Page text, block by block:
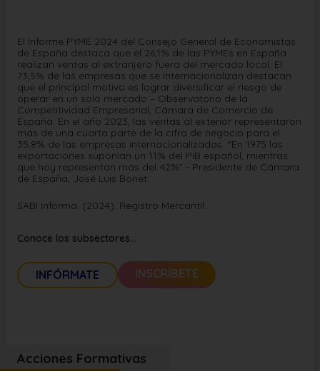
El Informe PYME 2024 del Consejo General de Economistas
de España destaca que el 26,1% de las PYMEs en España
realizan ventas al extranjero fuera del mercado local. El
73,5% de las empresas que se internacionalizan destacan
que el principal motivo es lograr diversificar el riesgo de
operar en un solo mercado – Observatorio de la
Competitividad Empresarial, Cámara de Comercio de
España. En el año 2023, las ventas al exterior representaron
más de una cuarta parte de la cifra de negocio para el
35,8% de las empresas internacionalizadas. “En 1975 las
exportaciones suponían un 11% del PIB español, mientras
que hoy representan más del 42%” - Presidente de Cámara
de España, José Luis Bonet.
SABI Informa. (2024). Registro Mercantil.
orienta son:
Extracción de crudo de petróleo y de gas natural
Procesamiento de combustibles nucleares
Transporte, Distribución y Comercio de energía
Captación, depuración y distribución de agua
Recogida y tratamiento de aguas residuales
Conoce los subsectores...
INFÓRMATE INSCRÍBETE
Acciones Formativas